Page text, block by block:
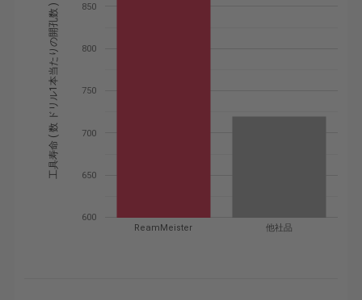
ReamMeister 他社品
600
650
700
750
800
850
工具寿命 ( 数 ドリル1本当たりの開孔数 )